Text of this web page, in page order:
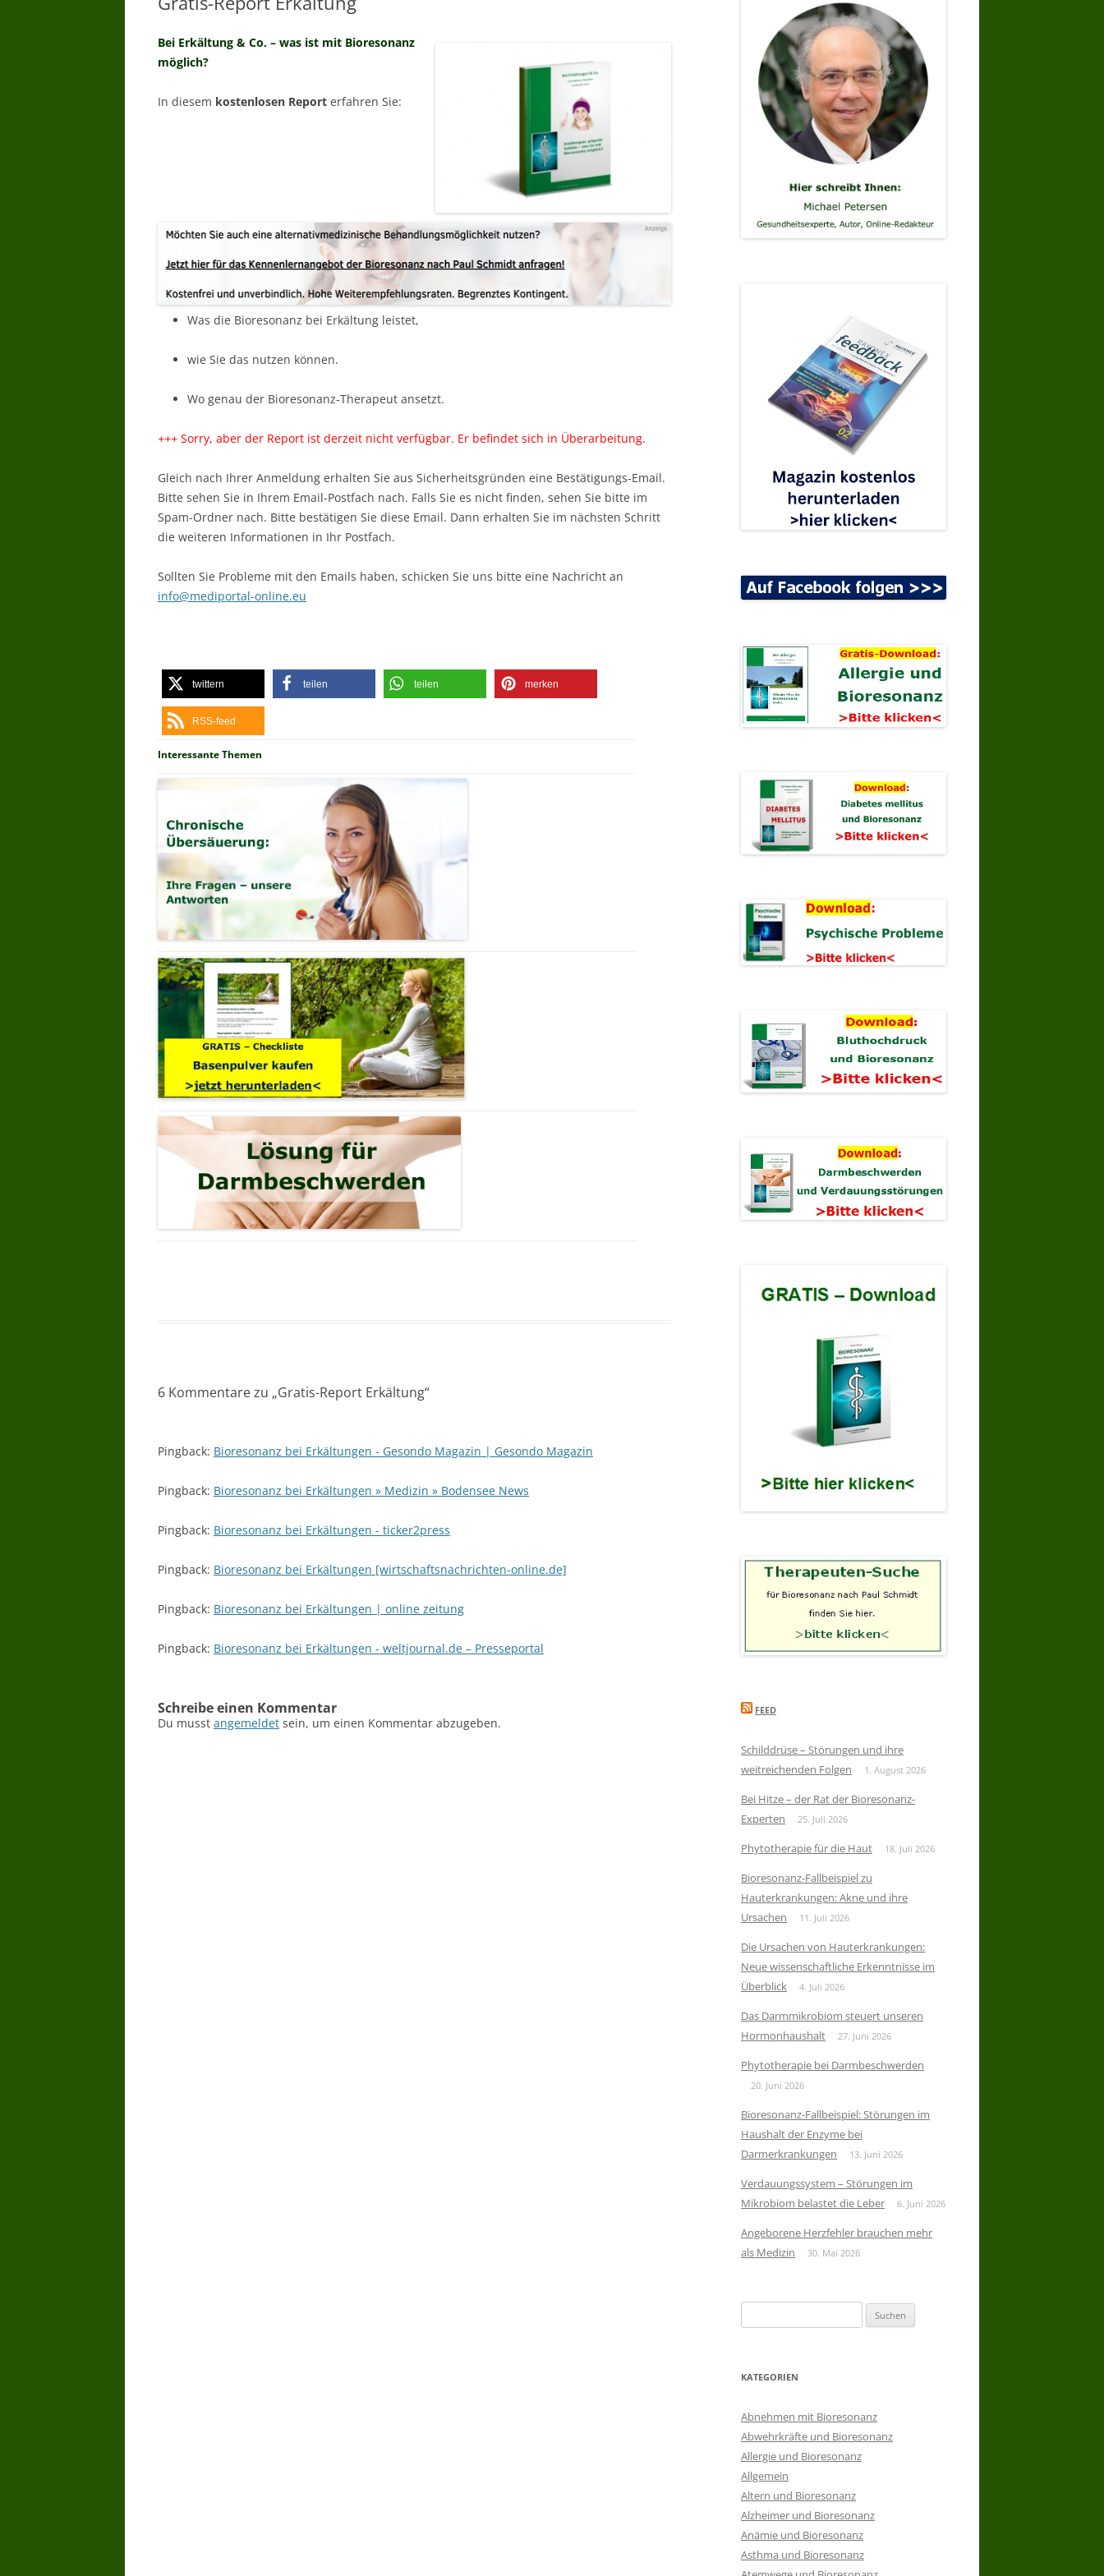
WARUM BIORESONANZTHERAPIE
WER DARF
LANGE
BIORESONANZTHERAPIE GIBT ES
WIRKSAMKEITSNACHWEISE
FORTBILDUNG
Bei Erkältung & Co. – was ist mit Bioresonanz
möglich?
In diesem kostenlosen Report erfahren Sie:
Was die Bioresonanz bei Erkältung leistet,
wie Sie das nutzen können.
Wo genau der Bioresonanz-Therapeut ansetzt.
+++ Sorry, aber der Report ist derzeit nicht verfügbar. Er befindet sich in Überarbeitung.
Gleich nach Ihrer Anmeldung erhalten Sie aus Sicherheitsgründen eine Bestätigungs-Email.
Bitte sehen Sie in Ihrem Email-Postfach nach. Falls Sie es nicht finden, sehen Sie bitte im
Spam-Ordner nach. Bitte bestätigen Sie diese Email. Dann erhalten Sie im nächsten Schritt
die weiteren Informationen in Ihr Postfach.
Sollten Sie Probleme mit den Emails haben, schicken Sie uns bitte eine Nachricht an
info@mediportal-online.eu
twittern teilen teilen merken
RSS-feed
Interessante Themen
6 Kommentare zu „Gratis-Report Erkältung“
Pingback: Bioresonanz bei Erkältungen - Gesondo Magazin | Gesondo Magazin
Pingback: Bioresonanz bei Erkältungen » Medizin » Bodensee News
Pingback: Bioresonanz bei Erkältungen - ticker2press
Pingback: Bioresonanz bei Erkältungen [wirtschaftsnachrichten-online.de]
Pingback: Bioresonanz bei Erkältungen | online zeitung
Pingback: Bioresonanz bei Erkältungen - weltjournal.de – Presseportal
Schreibe einen Kommentar
Du musst angemeldet sein, um einen Kommentar abzugeben.
FEED
Schilddrüse – Störungen und ihre
weitreichenden Folgen
1. August 2026
Bei Hitze – der Rat der Bioresonanz-
Experten
25. Juli 2026
Phytotherapie für die Haut 18. Juli 2026
Bioresonanz-Fallbeispiel zu
Hauterkrankungen: Akne und ihre
Ursachen
11. Juli 2026
Die Ursachen von Hauterkrankungen:
Neue wissenschaftliche Erkenntnisse im
Überblick
4. Juli 2026
Das Darmmikrobiom steuert unseren
Hormonhaushalt
27. Juni 2026
Phytotherapie bei Darmbeschwerden
20. Juni 2026
Bioresonanz-Fallbeispiel: Störungen im
Haushalt der Enzyme bei
Darmerkrankungen
13. Juni 2026
Verdauungssystem – Störungen im
Mikrobiom belastet die Leber
6. Juni 2026
Angeborene Herzfehler brauchen mehr
als Medizin
30. Mai 2026
nach:
KATEGORIEN
Abnehmen mit Bioresonanz
Abwehrkräfte und Bioresonanz
Allergie und Bioresonanz
Allgemein
Altern und Bioresonanz
Alzheimer und Bioresonanz
Anämie und Bioresonanz
Asthma und Bioresonanz